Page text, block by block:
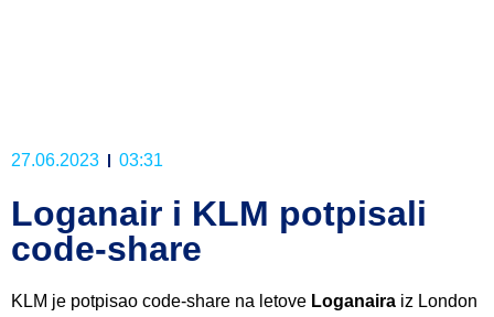
27.06.2023 03:31
Loganair i KLM potpisali
code-share
KLM je potpisao code-share na letove Loganaira iz London